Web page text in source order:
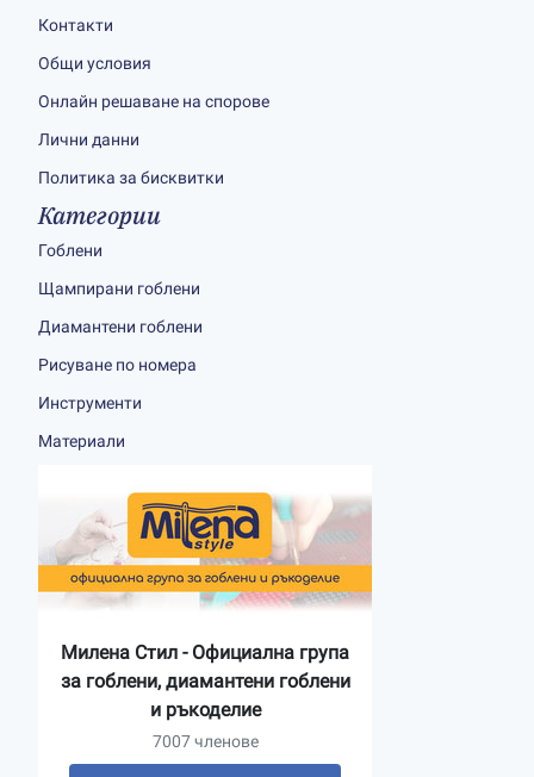
Контакти
Общи условия
Онлайн решаване на спорове
Лични данни
Политика за бисквитки
Категории
Гоблени
Щампирани гоблени
Диамантени гоблени
Рисуване по номера
Инструменти
Материали
Милена Стил - Официална група
за гоблени, диамантени гоблени
и ръкоделие
7007 членове